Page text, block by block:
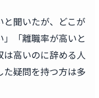
と聞いたが、どこが
「離職率が高いと
高いのに辞める人
疑問を持つ方は多